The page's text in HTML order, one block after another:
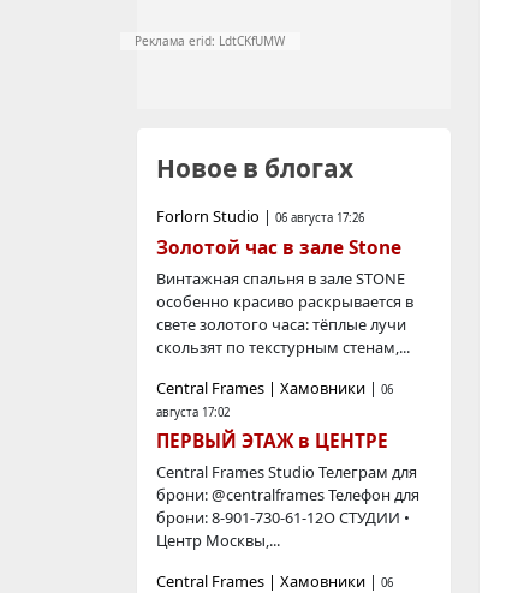
Реклама erid: LdtCKfUMW
Новое в блогах
Forlorn Studio | 06 августа 17:26
Золотой час в зале Stone
Винтажная спальня в зале STONE
особенно красиво раскрывается в
свете золотого часа: тёплые лучи
скользят по текстурным стенам,...
Central Frames | Хамовники | 06
августа 17:02
ПЕРВЫЙ ЭТАЖ в ЦЕНТРЕ
Central Frames Studio Телегрaм для
брони: @centralframes Телефон для
брони: 8-901-730-61-12О СТУДИИ •
Центр Москвы,...
Central Frames | Хамовники | 06